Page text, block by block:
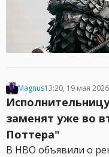
Magnus13:20, 19 мая 2026
заменят уже во
Поттера"
В HBO объявили о